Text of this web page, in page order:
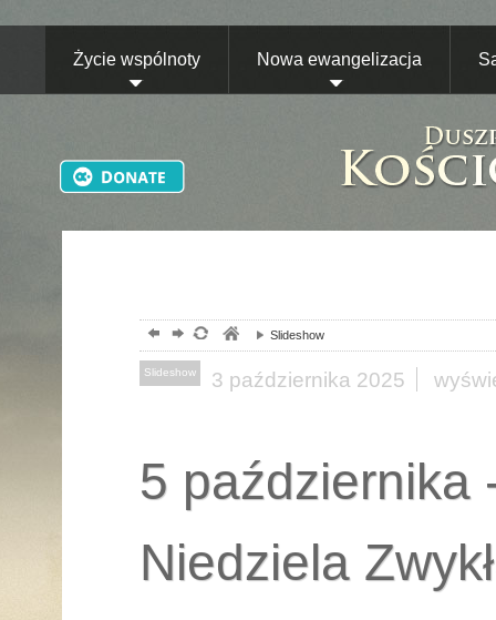
Życie wspólnoty Nowa ewangelizacja
Slideshow
Slideshow 3 października 2025
5 października
Niedziela